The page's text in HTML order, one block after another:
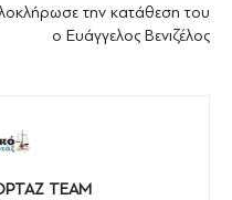
την κατάθεση του
ο Ευάγγελος Βενιζέλος
TEAM